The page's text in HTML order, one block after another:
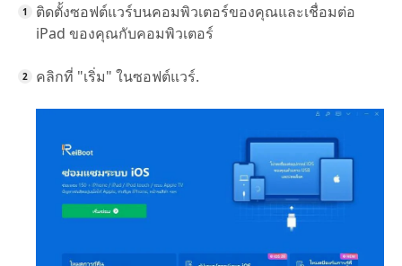
ติดตั้งซอฟต์แวร์บนคอมพิวเตอร์ของคุณและเชื่อมต่อ
iPad ของคุณกับคอมพิวเตอร์
คลิกที่ "เริ่ม" ในซอฟต์แวร์.